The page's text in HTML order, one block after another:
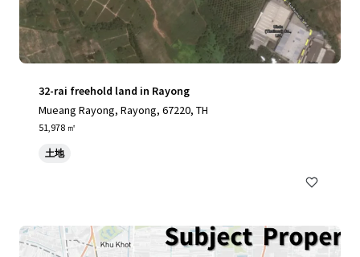
32-rai freehold land in Rayong
Mueang Rayong, Rayong, 67220, TH
51,978 ㎡
土地